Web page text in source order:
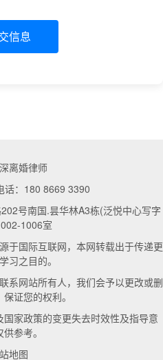
信息
离婚律师
话：180 8669 3390
号南国.昙华林A3栋(泛悦中心写字
1006室
于国际互联网，本网转载出于传递更
习之目的。
系网站所有人，我们会予以更改或删
证您的权利。
家政策的变更失去时效性及指导意
参考。
地图